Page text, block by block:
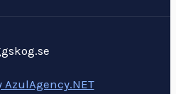
AzulAgency.NET